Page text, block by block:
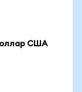
США